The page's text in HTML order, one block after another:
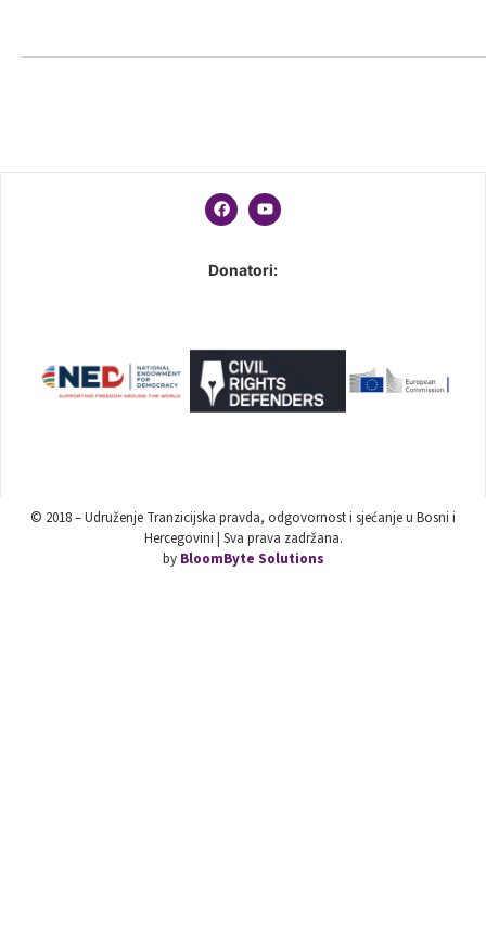
Donatori:
© 2018 – Udruženje Tranzicijska pravda, odgovornost i sjećanje u Bosni i
Hercegovini | Sva prava zadržana.
by BloomByte Solutions